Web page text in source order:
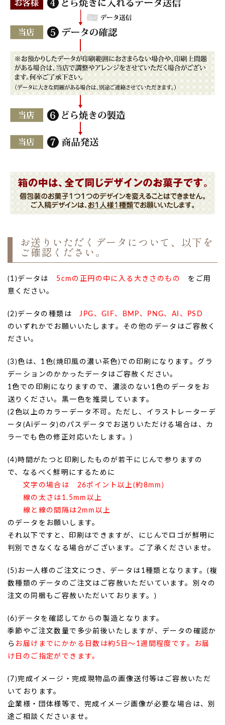
お送りいただくデータについて、以下を
ご確認ください。
(1)データは 5cmの正円の中に入る大きさのもの
をご用
意ください。
(2)データの種類はJPG、GIF、BMP、PNG、AI、PSD
のいずれかでお願いいたします。その他のデータはご容赦く
ださい。
(3)色は、1色(焼印風の濃い茶色)での印刷になります。グラ
デーションのかかったデータはご容赦ください。
1色での印刷になりますので、濃淡のない1色のデータをお
送りください。黒一色を推奨しています。
(2色以上のカラーデータ不可。ただし、イラストレーターデ
ータ(Aiデータ)のパスデータでお送りいただける場合は、カ
ラーでも色の修正対応いたします。)
(4)時間がたつと印刷したものが若干にじんで参りますの
で、なるべく鮮明にするために
文字の場合は 26ポイント以上(約8mm)
線の太さは1.5mm以上
線と線の間隔は2mm以上
のデータをお願いします。
それ以下ですと、印刷はできますが、にじんでロゴが鮮明に
判別できなくなる場合がございます。ご了承くださいませ。
(5)お一人様のご注文につき、データは1種類となります。(複
数種類のデータのご注文はご容赦いただいています。別々の
注文の同梱もご容赦いただいております。)
(6)データを確認してからの製造となります。
季節やご注文数量で多少前後いたしますが、データの確認か
ら お届けまでにかかる日数は約5日〜1週間程度です。お届
け日のご指定ができます。
(7)完成イメージ・完成現物品の画像送付等はご容赦いただ
いております。
企業様・団体様等で、完成イメージ画像が必要な場合は、別
途ご相談くださいませ。